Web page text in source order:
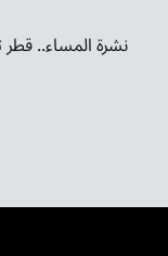
نشرة المساء..